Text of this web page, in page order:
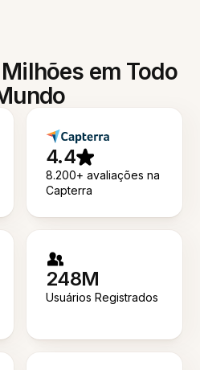
em Todo
4.4
8.200+ avaliações na
Capterra
248M
Usuários Registrados